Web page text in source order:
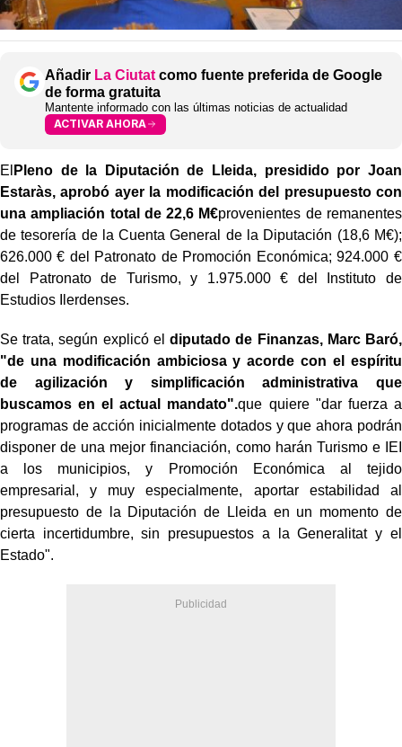
Añadir La Ciutat como fuente preferida de Google
de forma gratuita
Mantente informado con las últimas noticias de actualidad
ACTIVAR AHORA
El Pleno de la Diputación de Lleida, presidido por Joan
Estaràs, aprobó ayer la modificación del presupuesto con
una ampliación total de 22,6 M€provenientes de remanentes
de tesorería de la Cuenta General de la Diputación (18,6 M€);
626.000 € del Patronato de Promoción Económica; 924.000 €
del Patronato de Turismo, y 1.975.000 € del Instituto de
Estudios Ilerdenses.
Se trata, según explicó el diputado de Finanzas, Marc Baró,
"de una modificación ambiciosa y acorde con el espíritu
de agilización y simplificación administrativa que
buscamos en el actual mandato".que quiere "dar fuerza a
programas de acción inicialmente dotados y que ahora podrán
disponer de una mejor financiación, como harán Turismo e IEI
a los municipios, y Promoción Económica al tejido
empresarial, y muy especialmente, aportar estabilidad al
presupuesto de la Diputación de Lleida en un momento de
cierta incertidumbre, sin presupuestos a la Generalitat y el
Estado".